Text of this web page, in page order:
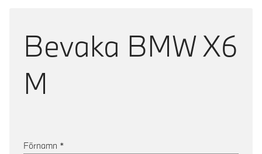
Bevaka BMW X6
M
Förnamn *